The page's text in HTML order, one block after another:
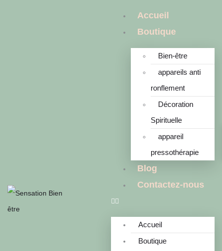
Accueil
Boutique
Bien-être
appareils anti
ronflement
Décoration
Spirituelle
appareil
pressothérapie
Blog
Contactez-nous
Accueil
Boutique